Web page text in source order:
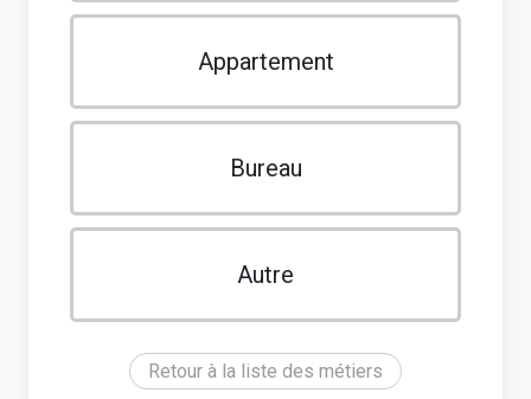
Appartement
Bureau
Autre
Retour à la liste des métiers